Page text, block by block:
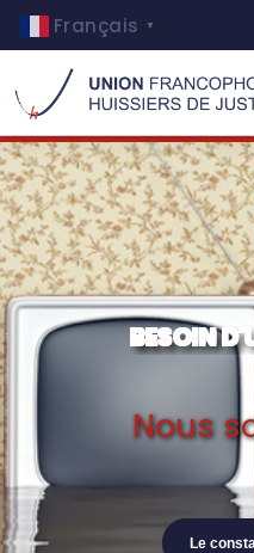
Français ▼
BESOIND'
Nous
Le